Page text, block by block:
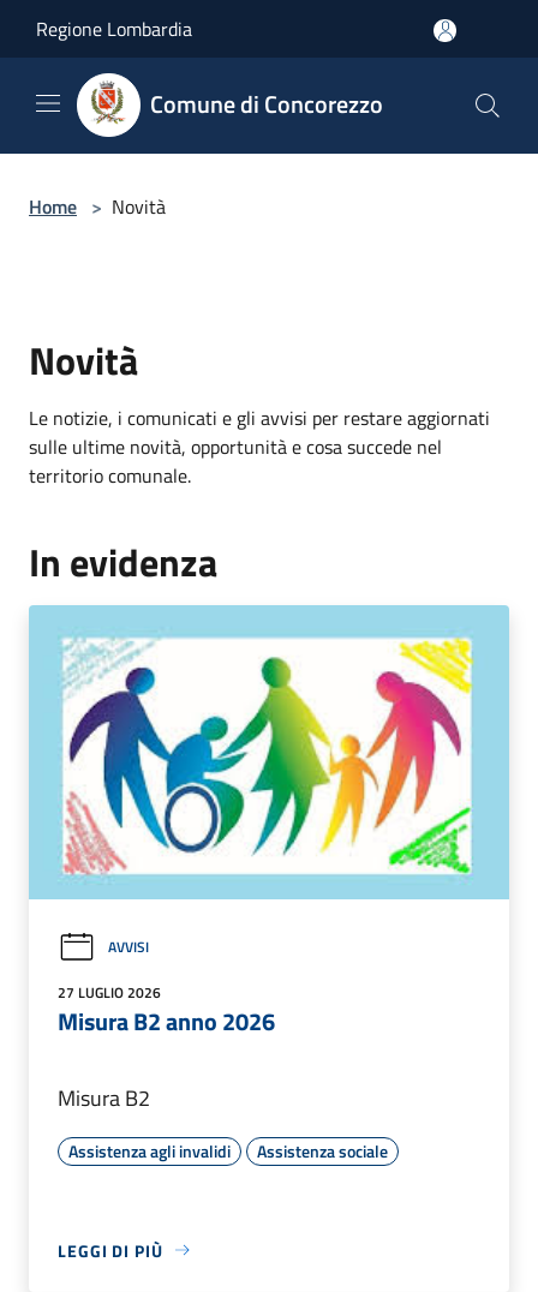
Regione Lombardia
Comune di Concorezzo
Home > Novità
Novità
Le notizie, i comunicati e gli avvisi per restare aggiornati
sulle ultime novità, opportunità e cosa succede nel
territorio comunale.
In evidenza
AVVISI
27 LUGLIO 2026
Misura B2 anno 2026
Misura B2
Assistenza agli invalidi Assistenza sociale
LEGGI DI PIÙ